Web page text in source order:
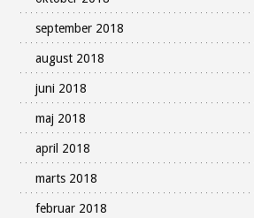
september 2018
august 2018
juni 2018
maj 2018
april 2018
marts 2018
februar 2018